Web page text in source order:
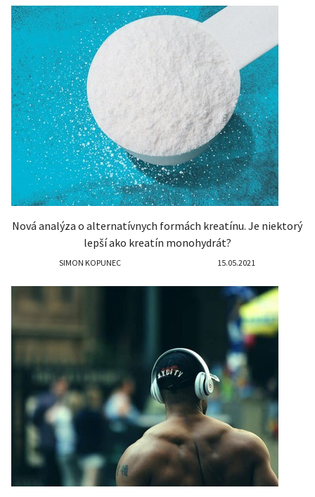
Nová analýza o alternatívnych formách kreatínu. Je niektorý
lepší ako kreatín monohydrát?
SIMON KOPUNEC 15.05.2021